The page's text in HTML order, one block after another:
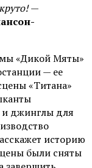
—
«Дикой Мяты»
— ее
«Титана»
и джинглы для
историю
были сняты